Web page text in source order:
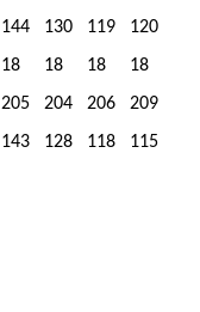
144 130 119
120
18 18 18
18
205 204 206
209
143 128 118 115